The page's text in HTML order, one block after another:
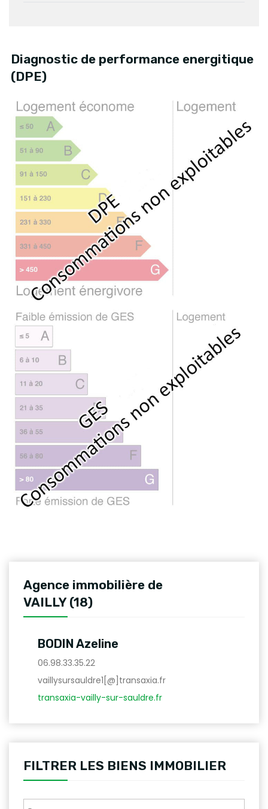
Diagnostic de performance energitique
(DPE)
Agence immobilière de
VAILLY (18)
BODIN Azeline
06.98.33.35.22
vaillysursauldre1[@]transaxia.fr
transaxia-vailly-sur-sauldre.fr
FILTRER LES BIENS IMMOBILIER